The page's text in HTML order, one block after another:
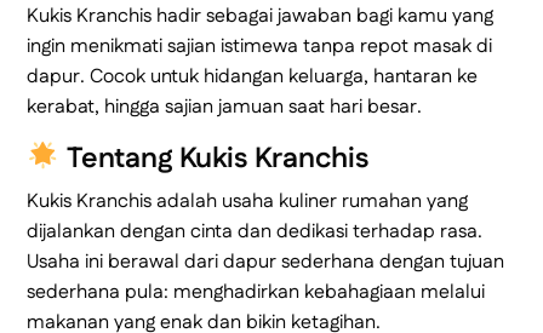
Kukis Kranchis hadir sebagai jawaban bagi kamu yang
ingin menikmati sajian istimewa tanpa repot masak di
dapur. Cocok untuk hidangan keluarga, hantaran ke
kerabat, hingga sajian jamuan saat hari besar.
Tentang Kukis Kranchis
Kukis Kranchis adalah usaha kuliner rumahan yang
dijalankan dengan cinta dan dedikasi terhadap rasa.
Usaha ini berawal dari dapur sederhana dengan tujuan
sederhana pula: menghadirkan kebahagiaan melalui
makanan yang enak dan bikin ketagihan.